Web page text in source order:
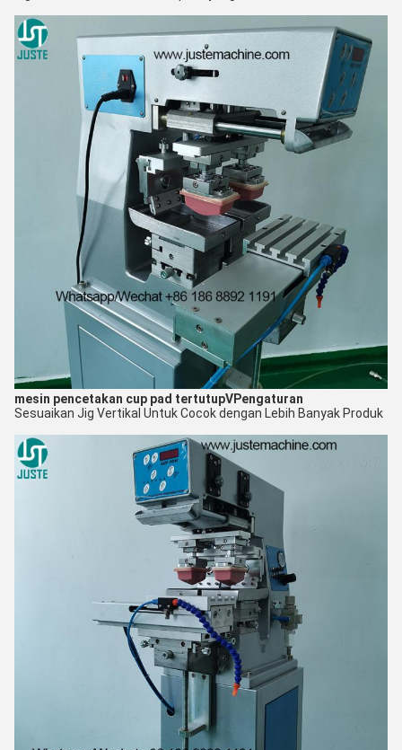
mesin pencetakan cup pad tertutupVPengaturan
Sesuaikan Jig Vertikal Untuk Cocok dengan Lebih Banyak Produk